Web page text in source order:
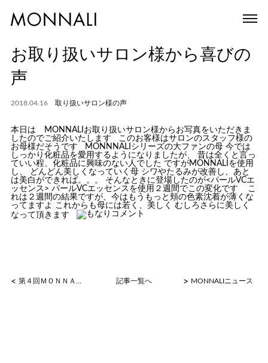
お取り扱いサロン様から喜びの
声
2018.04.16 取り扱いサロン様の声
本日は MONNALIお取り扱いサロン様からお写真をいただきま
したのでご紹介いたします このお客様はサロンのスタッフ様の
お母様だそうです MONNNALIシリーズの大ファンの母今では
しっかり化粧品を愛用するようになりましたが、 昔は全くと言っ
ていい程、化粧品に興味のない人でした ですがMONNALIを使用
し、 どんどん美しくなっていく母シワやたるみが改善し、あと
は美白ができれば。。。 そんなときに登場したのが<パールVCエ
ッセンス> パールVCエッセンスを使用２週間でこの変化です
こ
れは２週間の結果ですが、今はもうもっと頬の色素沈着が薄くな
ってますよ これからも母には若く、美しく
むしろさらに美しく
なって頂きます
< 第４回ＭＯＮＮＡＬＩコンテスト ＢＯＤＹ部門 特別賞受賞★ 記事一覧へ > MONNALIニュース